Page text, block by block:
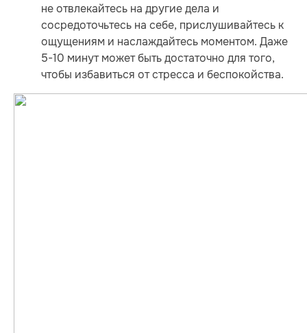
не отвлекайтесь на другие дела и
сосредоточьтесь на себе, прислушивайтесь к
ощущениям и наслаждайтесь моментом. Даже
5-10 минут может быть достаточно для того,
чтобы избавиться от стресса и беспокойства.